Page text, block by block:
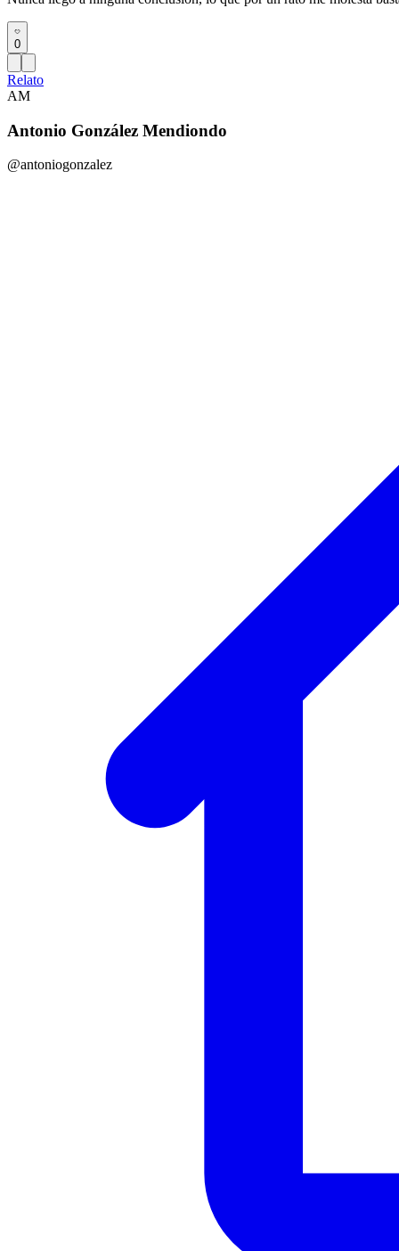
0
Relato
AM
Antonio González Mendiondo
@antoniogonzalez